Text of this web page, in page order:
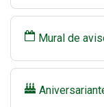
Mural de